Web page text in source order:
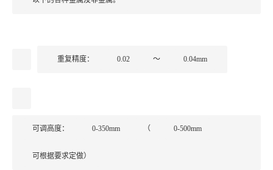
重复精度： 0.02 ～ 0.04mm
可调高度： 0-350mm （ 0-500mm
可根据要求定做）